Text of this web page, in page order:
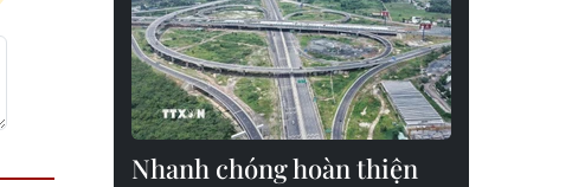
Nhanh chóng hoàn thiện